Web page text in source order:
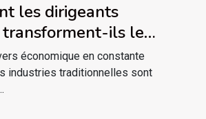
les dirigeants
transforment-ils les
traditionnelles ?
économique en constante
industries traditionnelles sont